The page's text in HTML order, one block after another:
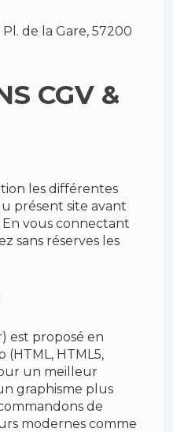
Pl. de la Gare, 57200
CGV &
les différentes
présent site avant
En vous connectant
sans réserves les
est proposé en
HTML5,
un meilleur
graphisme plus
de
modernes comme